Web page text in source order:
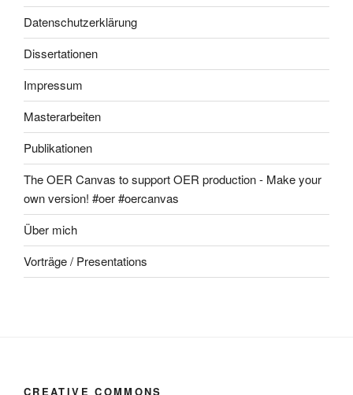
Datenschutzerklärung
Dissertationen
Impressum
Masterarbeiten
Publikationen
The OER Canvas to support OER production - Make your
own version! #oer #oercanvas
Über mich
Vorträge / Presentations
CREATIVE COMMONS